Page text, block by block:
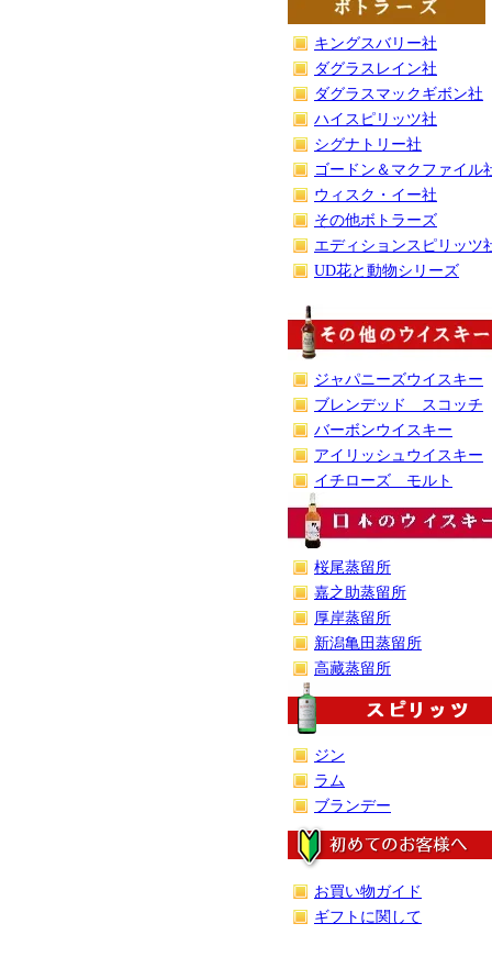
キングスバリー社
ダグラスレイン社
ダグラスマックギボン社
ハイスピリッツ社
シグナトリー社
ゴードン＆マクファイル
ウィスク・イー社
その他ボトラーズ
エディションスピリッツ
UD花と動物シリーズ
ジャパニーズウイスキー
ブレンデッド スコッチ
バーボンウイスキー
アイリッシュウイスキー
イチローズ モルト
桜尾蒸留所
嘉之助蒸留所
厚岸蒸留所
新潟亀田蒸留所
高藏蒸留所
ジン
ラム
ブランデー
お買い物ガイド
ギフトに関して